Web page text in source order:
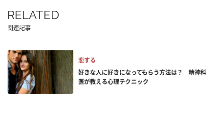
RELATED
関連記事
恋する
好きな人に好きになってもらう方法は？ 精神科
医が教える心理テクニック